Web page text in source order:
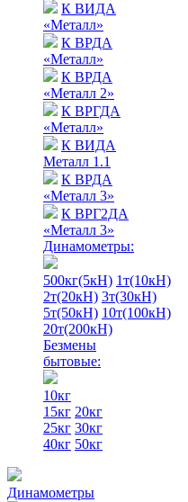
К ВИДА
«Металл»
К ВРДА
«Металл»
К ВРДА
«Металл 2»
К ВРГДА
«Металл»
К ВИДА
Металл 1.1
К ВРДА
«Металл 3»
К ВРГ2ДА
«Металл 3»
Динамометры:
500кг(5кН) 1т(10кН)
2т(20кН) 3т(30кН)
5т(50кН) 10т(100кН)
20т(200кН)
Безмены
бытовые:
10кг
15кг 20кг
25кг 30кг
40кг 50кг
Динамометры